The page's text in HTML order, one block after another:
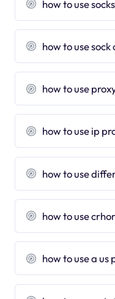
how to use
how to use sock
how to use
how to use ip
how to use
how to use
how to use a us